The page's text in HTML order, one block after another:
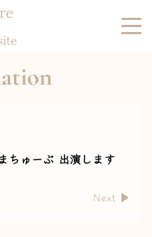
ゅーぶ 出演します
Next ▶︎